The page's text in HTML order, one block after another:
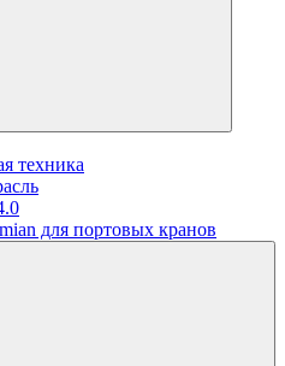
техника
для портовых кранов